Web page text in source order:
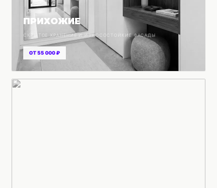
ПРИХОЖИЕ
СКРЫТОЕ ХРАНЕНИЕ И ИЗНОСОСТОЙКИЕ ФАСАДЫ
ОТ 55 000 ₽